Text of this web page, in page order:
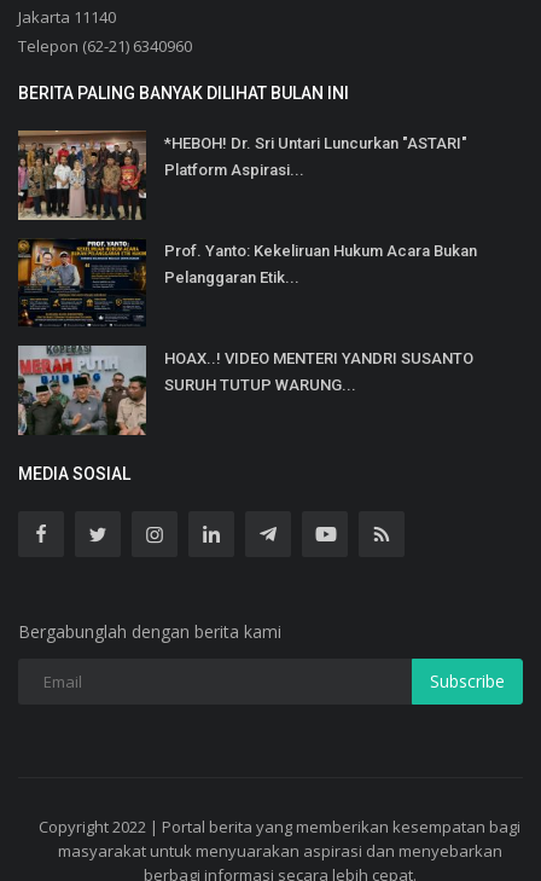
Jakarta 11140
Telepon (62-21) 6340960
BERITA PALING BANYAK DILIHAT BULAN INI
*HEBOH! Dr. Sri Untari Luncurkan "ASTARI"
Platform Aspirasi...
Prof. Yanto: Kekeliruan Hukum Acara Bukan
Pelanggaran Etik...
HOAX..! VIDEO MENTERI YANDRI SUSANTO
SURUH TUTUP WARUNG...
MEDIA SOSIAL
Bergabunglah dengan berita kami
Subscribe
Copyright 2022 | Portal berita yang memberikan kesempatan bagi
masyarakat untuk menyuarakan aspirasi dan menyebarkan
berbagi informasi secara lebih cepat.